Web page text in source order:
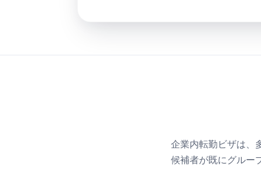
企業内転勤ビザは、
候補者が既にグルー